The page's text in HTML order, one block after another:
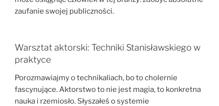
zaufanie swojej publiczności.
Warsztat aktorski: Techniki Stanisławskiego w
praktyce
Porozmawiajmy o technikaliach, bo to cholernie
fascynujące. Aktorstwo to nie jest magia, to konkretna
nauka i rzemiosło. Słyszałeś o systemie